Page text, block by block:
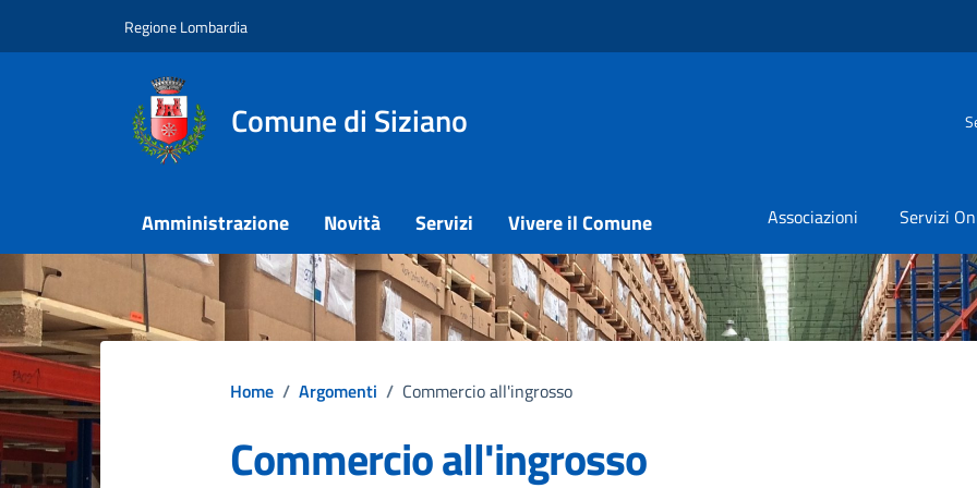
Regione Lombardia
Comune di Siziano
Amministrazione Novità Servizi Vivere il Comune Associazioni Servizi
Home / Argomenti / Commercio all'ingrosso
Commercio all'ingrosso